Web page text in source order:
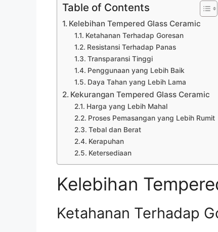
Table of Contents
Kelebihan Tempered Glass Ceramic
Ketahanan Terhadap Goresan
Resistansi Terhadap Panas
Transparansi Tinggi
Penggunaan yang Lebih Baik
Daya Tahan yang Lebih Lama
Kekurangan Tempered Glass Ceramic
Harga yang Lebih Mahal
Proses Pemasangan yang Lebih Rumit
Tebal dan Berat
Kerapuhan
Ketersediaan
Kelebihan
Ketahanan Terhadap